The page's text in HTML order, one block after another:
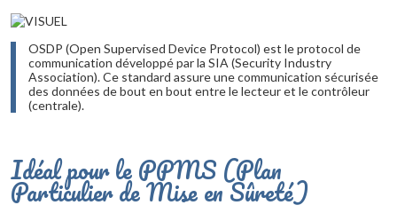
OSDP (Open Supervised Device Protocol) est le protocol de
communication développé par la SIA (Security Industry
Association). Ce standard assure une communication sécurisée
des données de bout en bout entre le lecteur et le contrôleur
(centrale).
Idéal pour le PPMS (Plan
Particulier de Mise en Sûreté)